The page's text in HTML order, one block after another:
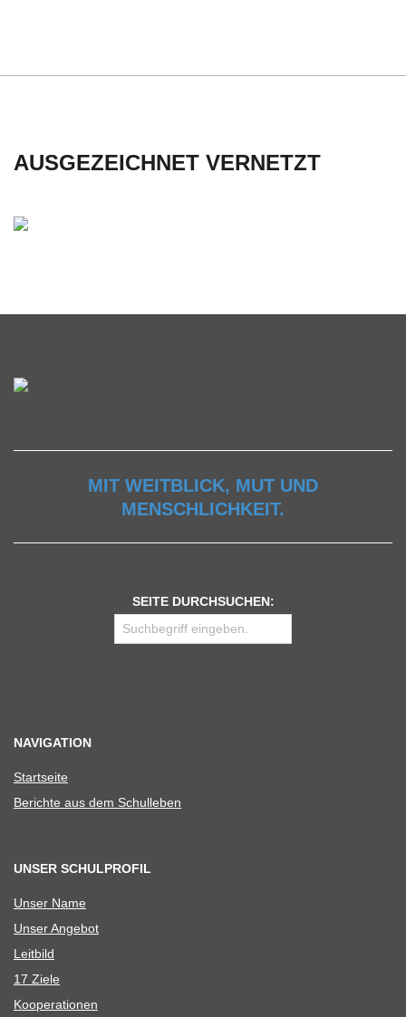
AUSGEZEICHNET VERNETZT
MIT WEITBLICK, MUT UND
MENSCHLICHKEIT.
SEITE DURCHSUCHEN:
NAVIGATION
Start­seite
Berichte aus dem Schulleben
UNSER SCHULPROFIL
Unser Name
Unser Ange­bot
Leit­bild
17 Ziele
Koope­ra­tio­nen